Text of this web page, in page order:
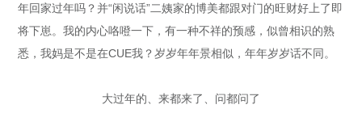
年回家过年吗？并“闲说话”二姨家的博美都跟对门的旺财好上了即
将下崽。我的内心咯噔一下，有一种不祥的预感，似曾相识的熟
悉，我妈是不是在CUE我？岁岁年年景相似，年年岁岁话不同。
大过年的、来都来了、问都问了